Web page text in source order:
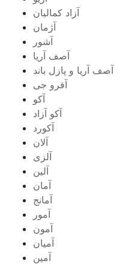
آزاد کمالیان
آژمان
آشور
آصف آریا
آصف آریا و پازل باند
آفرو جی
آکو
آکو آزاد
آکورد
آلان
آلزی
آلین
آمان
آمانج
آمور
آمون
آمیان
آمین